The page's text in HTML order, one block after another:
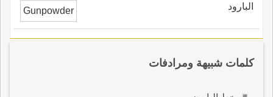
البارود Gunpowder
كلمات شبيهة ومرادفات